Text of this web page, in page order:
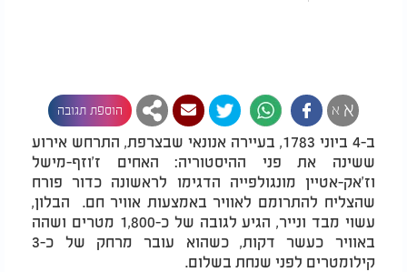
א א הוספת תגובה
ב-4 ביוני 1783, בעיירה אנונאי שבצרפת, התרחש אירוע
ששינה את פני ההיסטוריה: האחים ז'וזף-מישל
וז'אק-אטיין מונגולפייה הדגימו לראשונה כדור פורח
שהצליח להתרומם לאוויר באמצעות אוויר חם. הבלון,
עשוי מבד ונייר, הגיע לגובה של כ-1,800 מטרים ושהה
באוויר כעשר דקות, כשהוא עובר מרחק של כ-3
קילומטרים לפני שנחת בשלום.